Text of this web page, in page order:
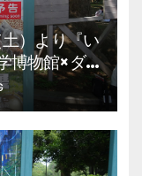
）より『い
博物館×ダ
上野公園